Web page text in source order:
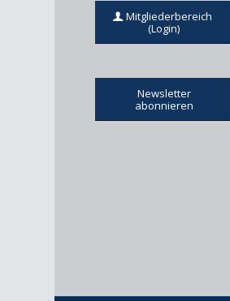
Mitgliederbereich
(Login)
Newsletter
abonnieren